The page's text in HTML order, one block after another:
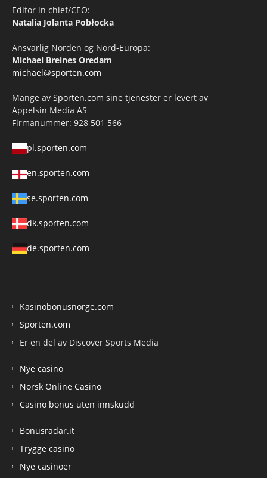
Editor in chief/CEO:
Natalia Jolanta Pobłocka
Ansvarlig Norden og Nord-Europa:
Michael Breines Oredam
michael@sporten.com
Mange av Sporten.com sine tjenester er levert av
Appelsin Media AS
Firmanummer: 928 501 566
pl.sporten.com
en.sporten.com
se.sporten.com
dk.sporten.com
de.sporten.com
Kasinobonusnorge.com
Sporten.com
Er en del av Discover Sports Media
Nye casino
Norsk Online Casino
Casino bonus uten innskudd
Bonusradar.it
Trygge casino
Nye casinoer